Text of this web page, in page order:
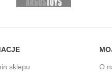
sklepu O